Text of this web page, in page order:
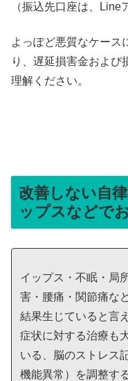
（振込先口座は、Line
よっぽど悪質なケース
り、遅延損害金および
理解ください。
改善しない自
ップスなどで
イップス・不眠・局
害・腰痛・関節痛な
結果生じていると言
症状に対する治療も
いる、脳のストレス
機能異常）を調整す